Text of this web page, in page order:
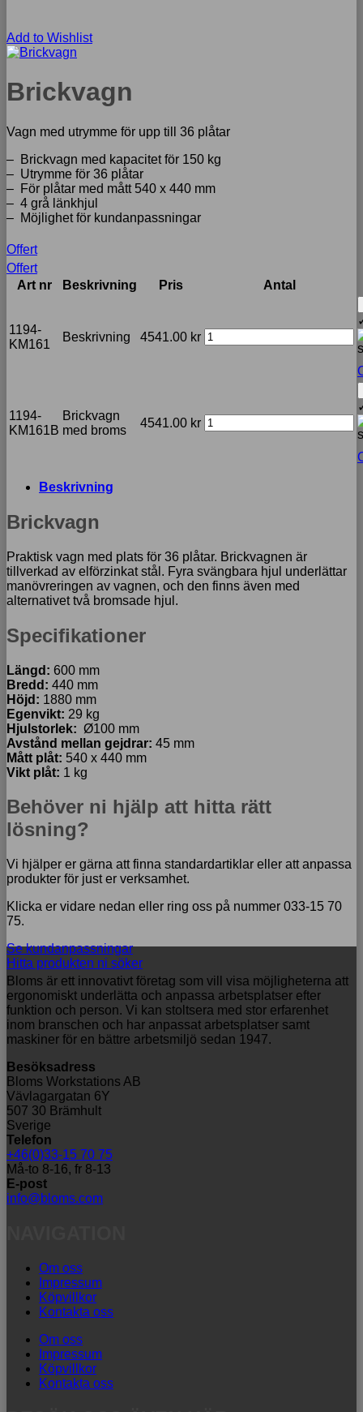
Add to Wishlist
Brickvagn
Vagn med utrymme för upp till 36 plåtar
– Brickvagn med kapacitet för 150 kg
– Utrymme för 36 plåtar
– För plåtar med mått 540 x 440 mm
– 4 grå länkhjul
– Möjlighet för kundanpassningar
Offert
Offert
Art nr
Beskrivning Pris Antal
1194-
KM161
Beskrivning 4541.00 kr
1194-
KM161B
Brickvagn
med broms
4541.00 kr
Beskrivning
Brickvagn
Praktisk vagn med plats för 36 plåtar. Brickvagnen är
tillverkad av elförzinkat stål. Fyra svängbara hjul underlättar
manövreringen av vagnen, och den finns även med
alternativet två bromsade hjul.
Specifikationer
Längd: 600 mm
Bredd: 440 mm
Höjd: 1880 mm
Egenvikt: 29 kg
Hjulstorlek: Ø100 mm
Avstånd mellan gejdrar: 45 mm
Mått plåt: 540 x 440 mm
Vikt plåt: 1 kg
Behöver ni hjälp att hitta rätt
lösning?
Vi hjälper er gärna att finna standardartiklar eller att anpassa
produkter för just er verksamhet.
Klicka er vidare nedan eller ring oss på nummer 033-15 70
75.
Se kundanpassningar
Hitta produkten ni söker
Bloms är ett innovativt företag som vill visa möjligheterna att
ergonomiskt underlätta och anpassa arbetsplatser efter
funktion och person. Vi kan stoltsera med stor erfarenhet
inom branschen och har anpassat arbetsplatser samt
maskiner för en bättre arbetsmiljö sedan 1947.
Besöksadress
Bloms Workstations AB
Vävlagargatan 6Y
507 30 Brämhult
Sverige
Telefon
+46(0)33-15 70 75
Må-to 8-16, fr 8-13
E-post
info@bloms.com
Om oss
Impressum
Köpvillkor
Kontakta oss
Om oss
Impressum
Köpvillkor
Kontakta oss